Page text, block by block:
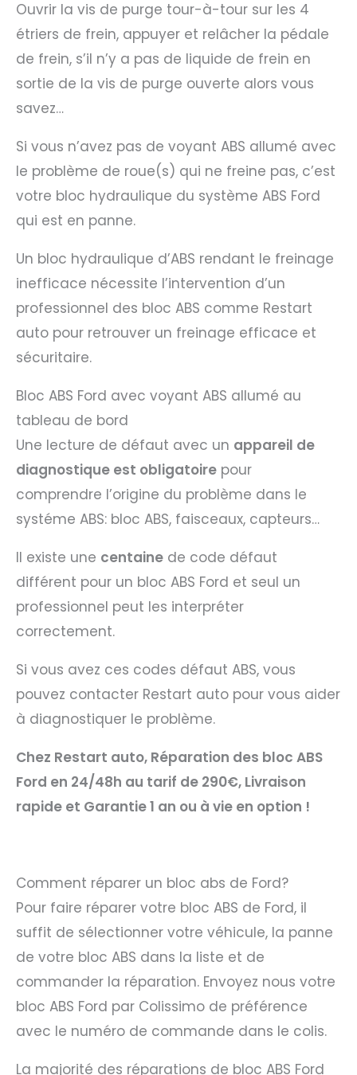
Ouvrir la vis de purge tour-à-tour sur les 4
étriers de frein, appuyer et relâcher la pédale
de frein, s’il n’y a pas de liquide de frein en
sortie de la vis de purge ouverte alors vous
savez…
Si vous n’avez pas de voyant ABS allumé avec
le problème de roue(s) qui ne freine pas, c’est
votre bloc hydraulique du système ABS Ford
qui est en panne.
Un bloc hydraulique d’ABS rendant le freinage
inefficace nécessite l’intervention d’un
professionnel des bloc ABS comme Restart
auto pour retrouver un freinage efficace et
sécuritaire.
Bloc ABS Ford avec voyant ABS allumé au
tableau de bord
Une lecture de défaut avec un appareil de
diagnostique est obligatoire pour
comprendre l’origine du problème dans le
systéme ABS: bloc ABS, faisceaux, capteurs…
Il existe une centaine de code défaut
différent pour un bloc ABS Ford et seul un
professionnel peut les interpréter
correctement.
Si vous avez ces codes défaut ABS, vous
pouvez contacter Restart auto pour vous aider
à diagnostiquer le problème.
Chez Restart auto, Réparation des bloc ABS
Ford en 24/48h au tarif de 290€, Livraison
rapide et Garantie 1 an ou à vie en option !
Comment réparer un bloc abs de Ford?
Pour faire réparer votre bloc ABS de Ford, il
suffit de sélectionner votre véhicule, la panne
de votre bloc ABS dans la liste et de
commander la réparation. Envoyez nous votre
bloc ABS Ford par Colissimo de préférence
avec le numéro de commande dans le colis.
La majorité des réparations de bloc ABS Ford